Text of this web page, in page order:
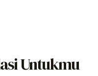
Untukmu